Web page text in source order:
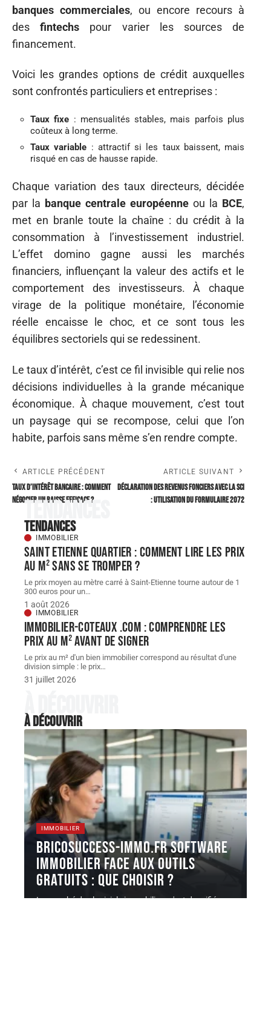
banques commerciales, ou encore recours à
desfintechs pour varier les sources de
financement.
Voici les grandes options de crédit auxquelles
sont confrontés particuliers et entreprises :
Taux fixe : mensualités stables, mais parfois plus
coûteux à long terme.
Taux variable : attractif si les taux baissent, mais
risqué en cas de hausse rapide.
Chaque variation des taux directeurs, décidée
par la banque centrale européenne ou la BCE,
met en branle toute la chaîne : du crédit à la
consommation à l’investissement industriel.
L’effet domino gagne aussi les marchés
financiers, influençant la valeur des actifs et le
comportement des investisseurs. À chaque
virage de la politique monétaire, l’économie
réelle encaisse le choc, et ce sont tous les
équilibres sectoriels qui se redessinent.
Le taux d’intérêt, c’est ce fil invisible qui relie nos
décisions individuelles à la grande mécanique
économique. À chaque mouvement, c’est tout
un paysage qui se recompose, celui que l’on
habite, parfois sans même s’en rendre compte.
ARTICLE PRÉCÉDENT
Taux d’intérêt bancaire : Comment
négocier un baisse efficace ?
ARTICLE SUIVANT
Déclaration des revenus fonciers avec la SCI
: utilisation du formulaire 2072
Tendances
Tendances
IMMOBILIER
Saint Etienne quartier : comment lire les prix
au m² sans se tromper ?
Le prix moyen au mètre carré à Saint-Etienne tourne autour de 1
300 euros pour un…
1 août 2026
IMMOBILIER
Immobilier-coteaux .com : comprendre les
prix au m² avant de signer
Le prix au m² d'un bien immobilier correspond au résultat d'une
division simple : le prix…
31 juillet 2026
À découvrir
À découvrir
IMMOBILIER
Bricosuccess-immo.fr software
immobilier face aux outils
gratuits : que choisir ?
Le marché des logiciels immobiliers s'est densifié ces